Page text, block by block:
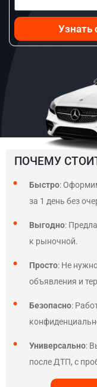
Узнать
ПОЧЕМУ
Быстро:
за 1 день без
Выгодно:
к рыночной.
Просто: Не
объявления и
Безопасно:
Универсально:
после ДТП, с